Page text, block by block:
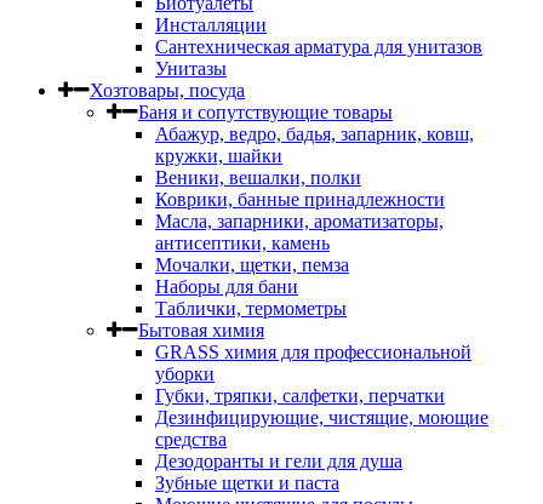
Инсталляции
Сантехническая арматура для унитазов
Унитазы
Хозтовары, посуда
Баня и сопутствующие товары
Абажур, ведро, бадья, запарник, ковш,
кружки, шайки
Веники, вешалки, полки
Коврики, банные принадлежности
Масла, запарники, ароматизаторы,
антисептики, камень
Мочалки, щетки, пемза
Наборы для бани
Таблички, термометры
Бытовая химия
GRASS химия для профессиональной
уборки
Губки, тряпки, салфетки, перчатки
Дезинфицирующие, чистящие, моющие
средства
Дезодоранты и гели для душа
Зубные щетки и паста